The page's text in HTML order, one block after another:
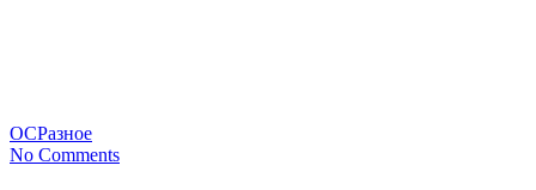
ОСРазное
No Comments